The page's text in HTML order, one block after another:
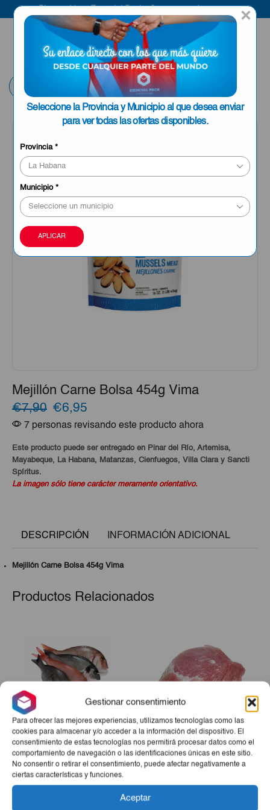
Gestionar consentimiento
Para ofrecer las mejores experiencias, utilizamos tecnologías como las
cookies para almacenar y/o acceder a la información del dispositivo. El
consentimiento de estas tecnologías nos permitirá procesar datos como el
comportamiento de navegación o las identificaciones únicas en este sitio.
No consentir o retirar el consentimiento, puede afectar negativamente a
ciertas características y funciones.
Aceptar
×
Seleccione la Provincia y Municipio al que desea enviar
para ver todas las ofertas disponibles.
Provincia*
Municipio*
APLICAR
ENVIAR A LA
HABANA
Mejillón Carne Bolsa 454g Vima
€7,90 El
precio
original
era:
€7,90.
€6,95
precio
actual
es:
€6,95.
7 personas revisando este producto ahora
Este producto puede ser entregado en Pinar del Río, Artemisa,
Mayabeque, La Habana, Matanzas, Cienfuegos, Villa Clara y Sancti
Spíritus.
La imagen sólo tiene carácter meramente orientativo.
DESCRIPCIÓN INFORMACIÓN ADICIONAL
Mejillón Carne Bolsa 454g Vima
Productos Relacionados
Pescado De Mar (Jurel,
Pargo, Merluza, Perro O
Bonito) 10lb
€20,00
Boliche De Cerdo 10Lb